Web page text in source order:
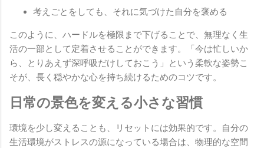
考えごとをしても、それに気づけた自分を褒める
このように、ハードルを極限まで下げることで、無理なく生
活の一部として定着させることができます。「今は忙しいか
ら、とりあえず深呼吸だけしておこう」という柔軟な姿勢こ
そが、長く穏やかな心を持ち続けるためのコツです。
日常の景色を変える小さな習慣
環境を少し変えることも、リセットには効果的です。自分の
生活環境がストレスの源になっている場合は、物理的な空間